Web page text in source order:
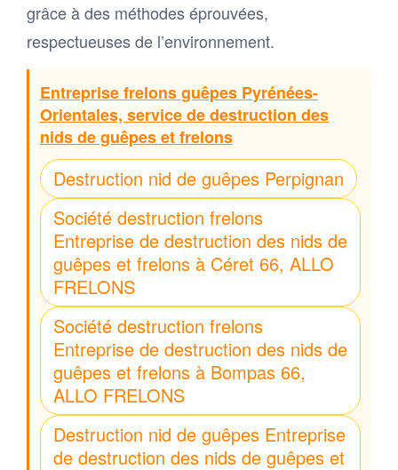
grâce à des méthodes éprouvées,
respectueuses de l’environnement.
Entreprise frelons guêpes Pyrénées-
Orientales, service de destruction des
nids de guêpes et frelons
Destruction nid de guêpes Perpignan
Société destruction frelons
Entreprise de destruction des nids de
guêpes et frelons à Céret 66, ALLO
FRELONS
Société destruction frelons
Entreprise de destruction des nids de
guêpes et frelons à Bompas 66,
ALLO FRELONS
Destruction nid de guêpes Entreprise
de destruction des nids de guêpes et